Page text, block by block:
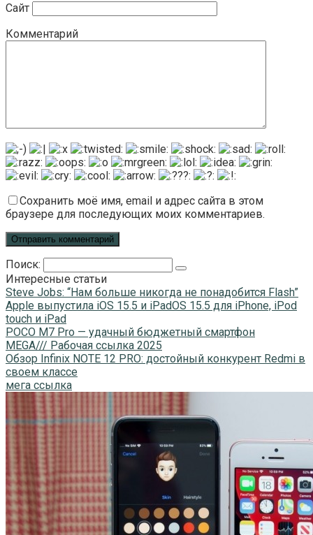
Сайт
Комментарий
Сохранить моё имя, email и адрес сайта в этом
браузере для последующих моих комментариев.
Поиск:
Интересные статьи
Steve Jobs: “Нам больше никогда не понадобится Flash”
Apple выпустила iOS 15.5 и iPadOS 15.5 для iPhone, iPod
touch и iPad
POCO M7 Pro — удачный бюджетный смартфон
MEGA/// Рабочая ссылка 2025
Обзор Infinix NOTE 12 PRO: достойный конкурент Redmi в
своем классе
мега ссылка